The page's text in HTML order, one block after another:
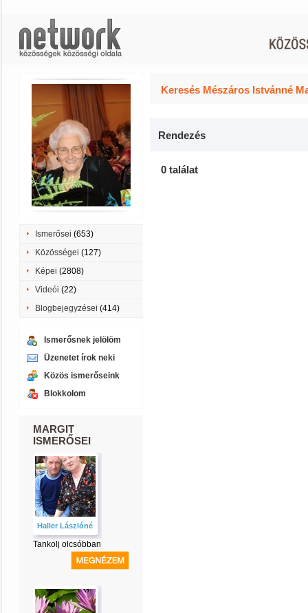
Ismerősei (653)
Közösségei (127)
Képei (2808)
Videói (22)
Blogbejegyzései (414)
Ismerősnek jelölöm
Üzenetet írok neki
Közös ismerőseink
Blokkolom
MARGIT
ISMERŐSEI
Haller Lászlóné
Tankolj olcsóbban
Keresés Mészáros Istvánné
Rendezés
0 találat